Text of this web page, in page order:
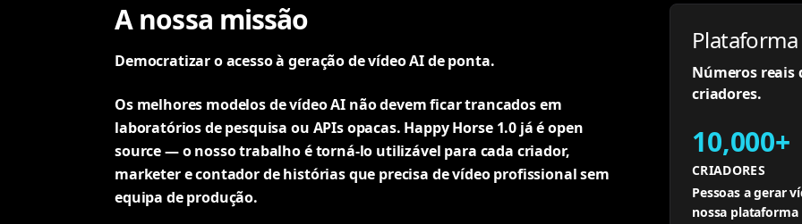
A nossa missão
Democratizar o acesso à geração de vídeo AI de ponta.
Os melhores modelos de vídeo AI não devem ficar trancados em
laboratórios de pesquisa ou APIs opacas. Happy Horse 1.0 já é open
source — o nosso trabalho é torná-lo utilizável para cada criador,
marketer e contador de histórias que precisa de vídeo profissional sem
equipa de produção.
Números reais
criadores.
10,000+
CRIADORES
Pessoas a gerar
nossa plataforma